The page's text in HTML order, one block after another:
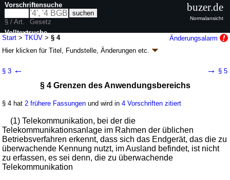
Start >TKÜV >§ 4
Änderungsalarm
Hier klicken fürTitel, Fundstelle, Änderungen etc.
Überwachungsverordnung (TKÜV)
neugefasst durch B. v. 11.07.2017 BGBl. I S. 2316; zuletzt geändert durch
Geltung ab 09.11.2005; FNA: 900-15-3Deutsche Post AG, Deutsche
15 weitere Fassungen
| Drucksachen / Entwurf / Begründung
wird in 23 Vorschriften zitiert
Teil 2 Maßnahmen nach § 100a Absatz 1 Satz 1 der
Strafprozessordnung, § 3 des Artikel 10-Gesetzes, § 72
Absatz 1, 2 und 4 des Zollfahndungsdienstgesetzes, § 51
§ 3 ← → § 5
§ 4 Grenzen des Anwendungsbereichs
§ 4 hat 2 frühere Fassungen und wird in4 Vorschriften zitiert
(1) Telekommunikation, bei der die
Telekommunikationsanlage im Rahmen der üblichen
Betriebsverfahren erkennt, dass sich das Endgerät, das die zu
überwachende Kennung nutzt, im Ausland befindet, ist nicht
zu erfassen, es sei denn, die zu überwachende
Telekommunikation
Vorschriftensuche
§ / Art.
Gesetz
Volltextsuche
nur in TKÜV
buzer.de
Normalansicht